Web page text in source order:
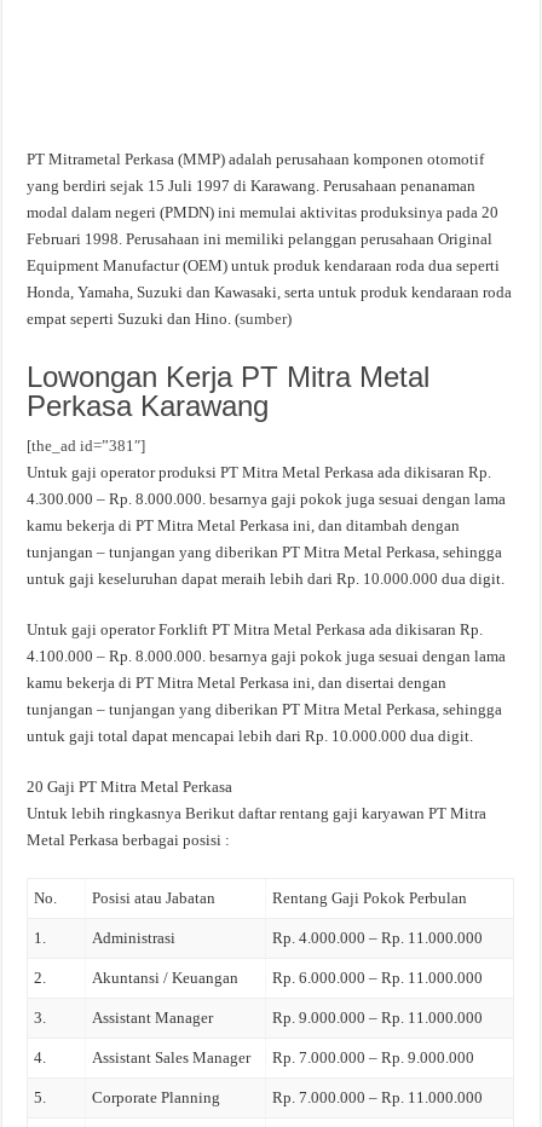
PT Mitrametal Perkasa (MMP) adalah perusahaan komponen otomotif
yang berdiri sejak 15 Juli 1997 di Karawang. Perusahaan penanaman
modal dalam negeri (PMDN) ini memulai aktivitas produksinya pada 20
Februari 1998. Perusahaan ini memiliki pelanggan perusahaan Original
Equipment Manufactur (OEM) untuk produk kendaraan roda dua seperti
Honda, Yamaha, Suzuki dan Kawasaki, serta untuk produk kendaraan roda
empat seperti Suzuki dan Hino. (sumber)
Lowongan Kerja PT Mitra Metal
Perkasa Karawang
[the_ad id=”381″]
Untuk gaji operator produksi PT Mitra Metal Perkasa ada dikisaran Rp.
4.300.000 – Rp. 8.000.000. besarnya gaji pokok juga sesuai dengan lama
kamu bekerja di PT Mitra Metal Perkasa ini, dan ditambah dengan
tunjangan – tunjangan yang diberikan PT Mitra Metal Perkasa, sehingga
untuk gaji keseluruhan dapat meraih lebih dari Rp. 10.000.000 dua digit.
Untuk gaji operator Forklift PT Mitra Metal Perkasa ada dikisaran Rp.
4.100.000 – Rp. 8.000.000. besarnya gaji pokok juga sesuai dengan lama
kamu bekerja di PT Mitra Metal Perkasa ini, dan disertai dengan
tunjangan – tunjangan yang diberikan PT Mitra Metal Perkasa, sehingga
untuk gaji total dapat mencapai lebih dari Rp. 10.000.000 dua digit.
20 Gaji PT Mitra Metal Perkasa
Untuk lebih ringkasnya Berikut daftar rentang gaji karyawan PT Mitra
Metal Perkasa berbagai posisi :
No. Posisi atau Jabatan Rentang Gaji Pokok Perbulan
1. Administrasi Rp. 4.000.000 – Rp. 11.000.000
2. Akuntansi / Keuangan Rp. 6.000.000 – Rp. 11.000.000
3. Assistant Manager Rp. 9.000.000 – Rp. 11.000.000
4. Assistant Sales Manager Rp. 7.000.000 – Rp. 9.000.000
5. Corporate Planning Rp. 7.000.000 – Rp. 11.000.000